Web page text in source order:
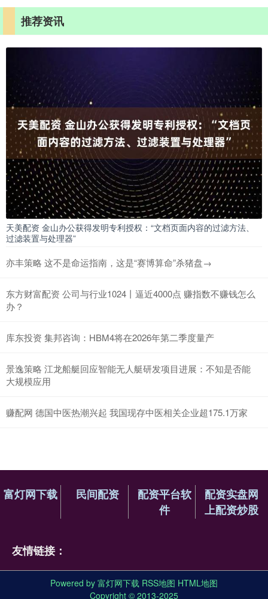
推荐资讯
天美配资 金山办公获得发明专利授权：“文档页面内容的过滤方法、
过滤装置与处理器”
亦丰策略 这不是命运指南，这是“赛博算命”杀猪盘→
东方财富配资 公司与行业1024丨逼近4000点 赚指数不赚钱怎么
办？
库东投资 集邦咨询：HBM4将在2026年第二季度量产
景逸策略 江龙船艇回应智能无人艇研发项目进展：不知是否能
大规模应用
赚配网 德国中医热潮兴起 我国现存中医相关企业超175.1万家
富灯网下载 民间配资
配资平台软
件
配资实盘网
上配资炒股
友情链接：
Powered by 富灯网下载 RSS地图 HTML地图
Copyright © 2013-2025